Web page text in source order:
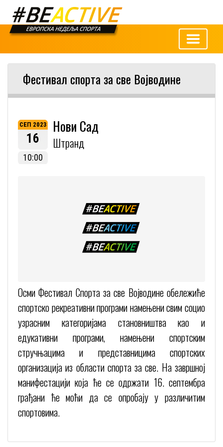
Фестивал спорта за све Војводине
СЕП 2023
16
10:00
Нови Сад
Штранд
Осми Фестивал Спорта за све Војводине обележиће
спортско рекреативни програми намењени свим социо
узрасним категоријама становништва као и
едукативни програми, намењени спортским
стручњацима и представницима спортских
организација из области спорта за све. На завршној
манифестацији која ће се одржати 16. септембра
грађани ће моћи да се опробају у различитим
спортовима.